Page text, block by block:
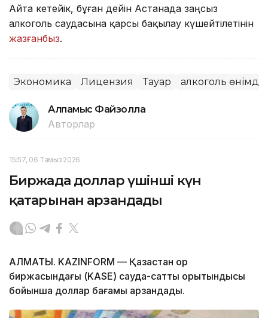
Айта кетейік, бұған дейін Астанада заңсыз
алкоголь саудасына қарсы бақылау күшейтілетінін
жазғанбыз.
Экономика Лицензия Тауар алкоголь
Алпамыс Файзолла
Авторлар
15:57, 06 Тамыз 2026
Биржада доллар үшінші күн
қатарынан арзандады
АЛМАТЫ. KAZINFORM — Қазақстан қор
биржасындағы (KASE) сауда-саттық қорытындысы
бойынша доллар бағамы арзандады.